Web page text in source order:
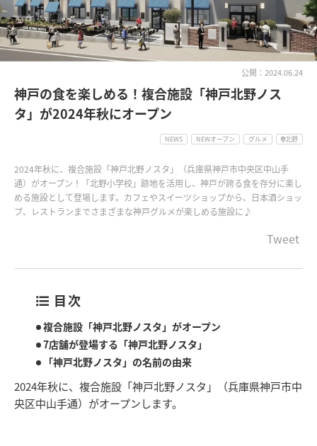
公開：2024.06.24
神戸の食を楽しめる！複合施設「神戸北野ノス
タ」が2024年秋にオープン
NEWS NEWオープン グルメ 北野
2024年秋に、複合施設「神戸北野ノスタ」（兵庫県神戸市中央区中山手
通）がオープン！「北野小学校」跡地を活用し、神戸が誇る食を存分に楽し
める施設として登場します。カフェやスイーツショップから、日本酒ショッ
プ、レストランまでさまざまな神戸グルメが楽しめる施設に♪
Tweet
目次
複合施設「神戸北野ノスタ」がオープン
7店舗が登場する「神戸北野ノスタ」
「神戸北野ノスタ」の名前の由来
2024年秋に、複合施設「神戸北野ノスタ」（兵庫県神戸市中
央区中山手通）がオープンします。